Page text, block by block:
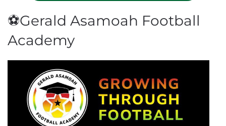
⚽Gerald Asamoah Football
Academy